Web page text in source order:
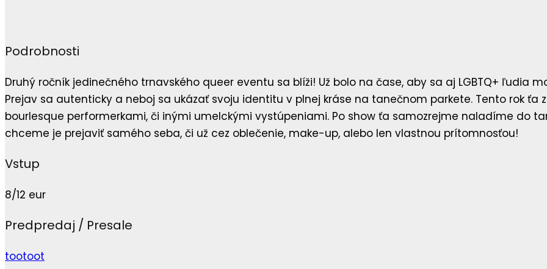
Podrobnosti
Druhý ročník jedinečného trnavského queer eventu sa blíži! Už bolo na čase, aby sa aj LGBTQ+ ľudia
Prejav sa autenticky a neboj sa ukázať svoju identitu v plnej kráse na tanečnom parkete. Tento rok
bourlesque performerkami, či inými umelckými vystúpeniami. Po show ťa samozrejme naladíme do
chceme je prejaviť samého seba, či už cez oblečenie, make-up, alebo len vlastnou prítomnosťou!
Vstup
8/12 eur
Predpredaj / Presale
tootoot